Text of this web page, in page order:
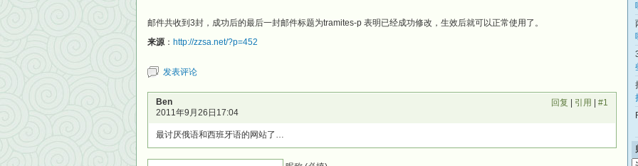
邮件共收到3封，成功后的最后一封邮件标题为tramites-p 表明已经成功修改，生效后就可以正常使用了。
来源： http://zzsa.net/?p=452
发表评论
Ben
2011年9月26日17:04
回复 引用 #1
最讨厌俄语和西班牙语的网站了…